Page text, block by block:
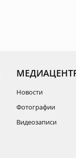
Новости
Фотографии
Видеозаписи